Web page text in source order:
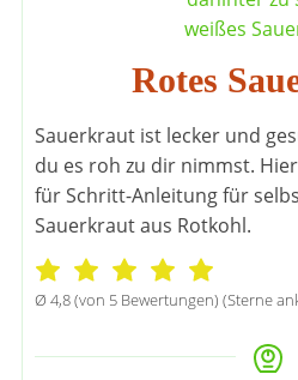
Rotes
Sauerkraut ist lecker und
du es roh zu dir nimmst.
für Schritt-Anleitung für
Sauerkraut aus Rotkohl.
Ø 4,8(von 5Bewertungen) (Sterne